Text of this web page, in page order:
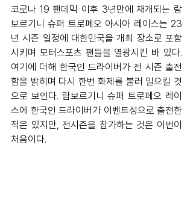
코로나 19 팬데믹 이후 3년만에 재개되는 람
보르기니 슈퍼 트로페오 아시아 레이스는 23
년 시즌 일정에 대한민국을 개최 장소로 포함
시키며 모터스포츠 팬들을 열광시킨 바 있다.
여기에 더해 한국인 드라이버가 전 시즌 출전
함을 밝히며 다시 한번 화제를 불러 일으킬 것
으로 보인다. 람보르기니 슈퍼 트로페오 레이
스에 한국인 드라이버가 이벤트성으로 출전한
적은 있지만, 전시즌을 참가하는 것은 이번이
처음이다.